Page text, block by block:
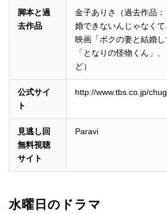
脚本と過
去作品
金子ありさ（過去作品
婚できないんじゃなくて
映画「ボクの妻と結婚し
「となりの怪物くん」
ど）
公式サイ
ト
http://www.tbs.co.jp/
見逃し回
無料視聴
サイト
Paravi
水曜日のドラマ